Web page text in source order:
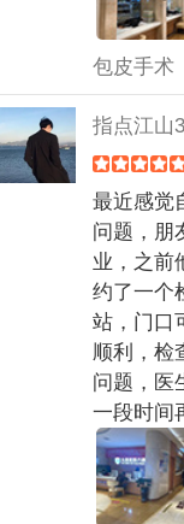
包皮手术
指点江山
最近感觉
问题，朋
业，之前
约了一个
站，门口
顺利，检
问题，医
一段时间